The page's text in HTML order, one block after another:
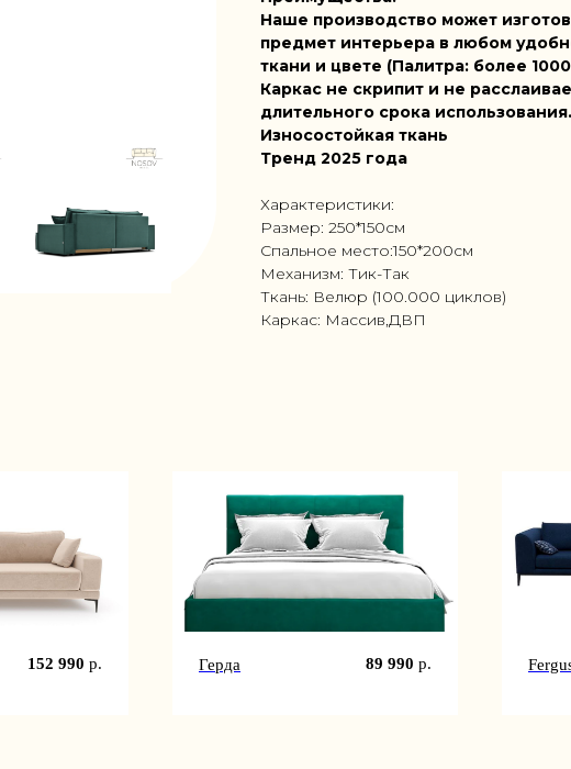
Наше производство может
предмет интерьера в любом
ткани и цвете (Палитра: более
Каркас не скрипит и не
длительного срока использования.
Износостойкая ткань
Тренд 2025 года
Характеристики:
Размер: 250*150см
Спальное место:150*200см
Механизм: Тик-Так
Ткань: Велюр (100.000 циклов)
Каркас: Массив,ДВП
152 990 р. Герда 89 990 р.